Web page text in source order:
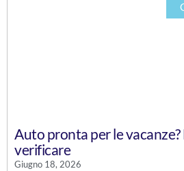
Auto pronta per le vacanze?
verificare
Giugno 18, 2026